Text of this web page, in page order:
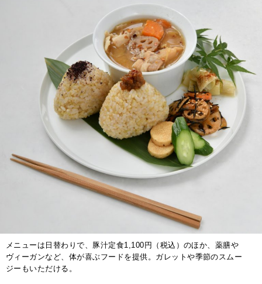
メニューは日替わりで、豚汁定食1,100円（税込）のほか、薬膳や
ヴィーガンなど、体が喜ぶフードを提供。ガレットや季節のスムー
ジーもいただける。